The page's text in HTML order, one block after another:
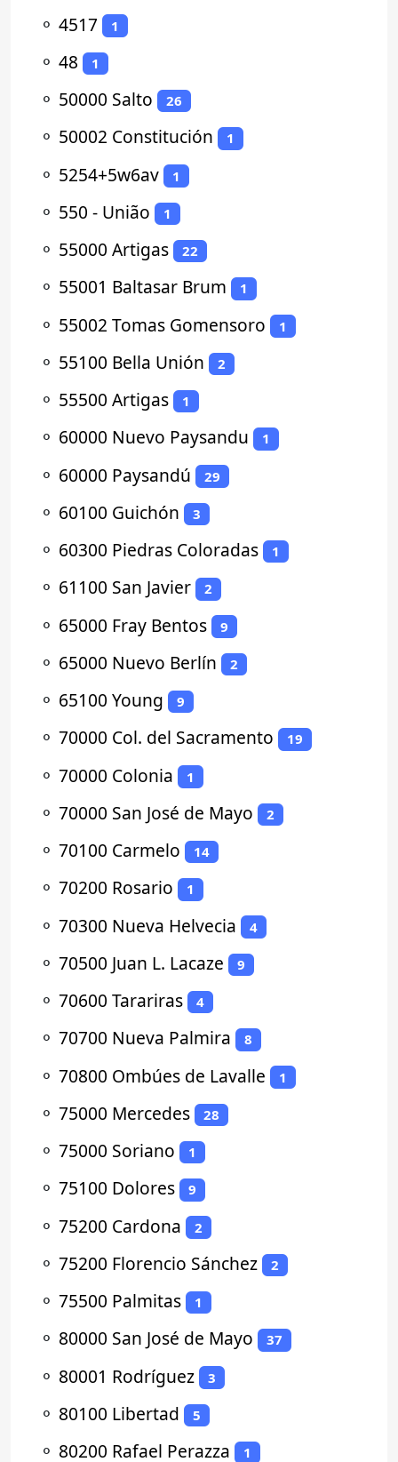
⚬ 4517 1
⚬ 48 1
⚬ 50000 Salto 26
⚬ 50002 Constitución 1
⚬ 5254+5w6av 1
⚬ 550 - União 1
⚬ 55000 Artigas 22
⚬ 55001 Baltasar Brum 1
⚬ 55002 Tomas Gomensoro 1
⚬ 55100 Bella Unión 2
⚬ 55500 Artigas 1
⚬ 60000 Nuevo Paysandu 1
⚬ 60000 Paysandú 29
⚬ 60100 Guichón 3
⚬ 60300 Piedras Coloradas 1
⚬ 61100 San Javier 2
⚬ 65000 Fray Bentos 9
⚬ 65000 Nuevo Berlín 2
⚬ 65100 Young 9
⚬ 70000 Col. del Sacramento 19
⚬ 70000 Colonia 1
⚬ 70000 San José de Mayo 2
⚬ 70100 Carmelo 14
⚬ 70200 Rosario 1
⚬ 70300 Nueva Helvecia 4
⚬ 70500 Juan L. Lacaze 9
⚬ 70600 Tarariras 4
⚬ 70700 Nueva Palmira 8
⚬ 70800 Ombúes de Lavalle 1
⚬ 75000 Mercedes 28
⚬ 75000 Soriano 1
⚬ 75100 Dolores 9
⚬ 75200 Cardona 2
⚬ 75200 Florencio Sánchez 2
⚬ 75500 Palmitas 1
⚬ 80000 San José de Mayo 37
⚬ 80001 Rodríguez 3
⚬ 80100 Libertad 5
⚬ 80200 Rafael Perazza 1